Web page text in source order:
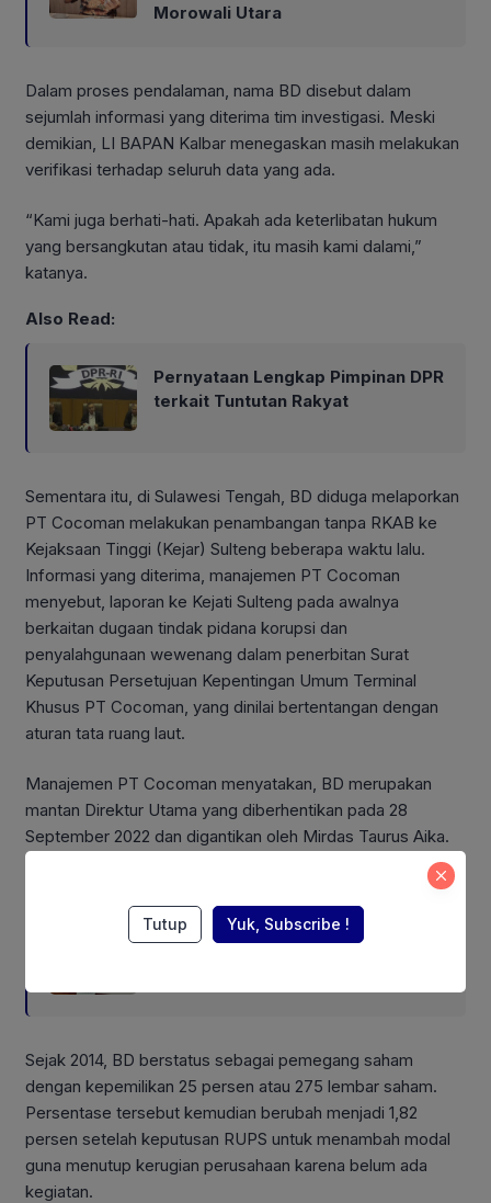
Morowali Utara
Dalam proses pendalaman, nama BD disebut dalam
sejumlah informasi yang diterima tim investigasi. Meski
demikian, LI BAPAN Kalbar menegaskan masih melakukan
verifikasi terhadap seluruh data yang ada.
“Kami juga berhati-hati. Apakah ada keterlibatan hukum
yang bersangkutan atau tidak, itu masih kami dalami,”
katanya.
Also Read:
Pernyataan Lengkap Pimpinan DPR
terkait Tuntutan Rakyat
Sementara itu, di Sulawesi Tengah, BD diduga melaporkan
PT Cocoman melakukan penambangan tanpa RKAB ke
Kejaksaan Tinggi (Kejar) Sulteng beberapa waktu lalu.
Informasi yang diterima, manajemen PT Cocoman
menyebut, laporan ke Kejati Sulteng pada awalnya
berkaitan dugaan tindak pidana korupsi dan
penyalahgunaan wewenang dalam penerbitan Surat
Keputusan Persetujuan Kepentingan Umum Terminal
Khusus PT Cocoman, yang dinilai bertentangan dengan
aturan tata ruang laut.
Manajemen PT Cocoman menyatakan, BD merupakan
mantan Direktur Utama yang diberhentikan pada 28
September 2022 dan digantikan oleh Mirdas Taurus Aika.
Esensi Hidup Damai secara
Sejak 2014, BD berstatus sebagai pemegang saham
dengan kepemilikan 25 persen atau 275 lembar saham.
Persentase tersebut kemudian berubah menjadi 1,82
persen setelah keputusan RUPS untuk menambah modal
guna menutup kerugian perusahaan karena belum ada
kegiatan.
Tutup Yuk, Subscribe !